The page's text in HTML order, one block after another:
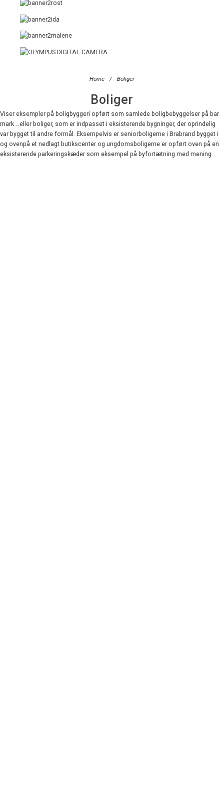
Boliger
Home / Boliger
Viser eksempler på boligbyggeri opført som samlede boligbebyggelser på bar
mark …eller boliger, som er indpasset i eksisterende bygninger, der oprindelig
var bygget til andre formål. Eksempelvis er seniorboligerne i Brabrand bygget i
og ovenpå et nedlagt butikscenter og ungdomsboligerne er opført oven på en
eksisterende parkeringskæder som eksempel på byfortætning med mening.